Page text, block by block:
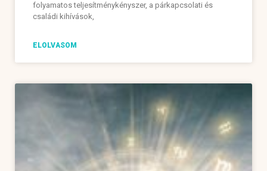
folyamatos teljesítménykényszer, a párkapcsolati és
családi kihívások,
ELOLVASOM